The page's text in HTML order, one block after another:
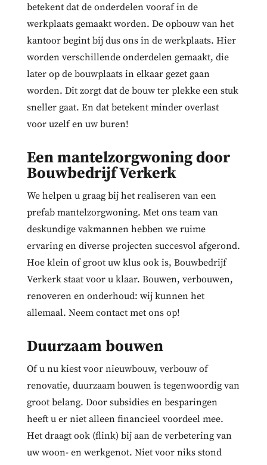
betekent dat de onderdelen vooraf in de
werkplaats gemaakt worden. De opbouw van het
kantoor begint bij dus ons in de werkplaats. Hier
worden verschillende onderdelen gemaakt, die
later op de bouwplaats in elkaar gezet gaan
worden. Dit zorgt dat de bouw ter plekke een stuk
sneller gaat. En dat betekent minder overlast
voor uzelf en uw buren!
Een mantelzorgwoning door
Bouwbedrijf Verkerk
We helpen u graag bij het realiseren van een
prefab mantelzorgwoning. Met ons team van
deskundige vakmannen hebben we ruime
ervaring en diverse projecten succesvol afgerond.
Hoe klein of groot uw klus ook is, Bouwbedrijf
Verkerk staat voor u klaar. Bouwen, verbouwen,
renoveren en onderhoud: wij kunnen het
allemaal. Neem contact met ons op!
Duurzaam bouwen
Of u nu kiest voor nieuwbouw, verbouw of
renovatie, duurzaam bouwen is tegenwoordig van
groot belang. Door subsidies en besparingen
heeft u er niet alleen financieel voordeel mee.
Het draagt ook (flink) bij aan de verbetering van
uw woon- en werkgenot. Niet voor niks stond